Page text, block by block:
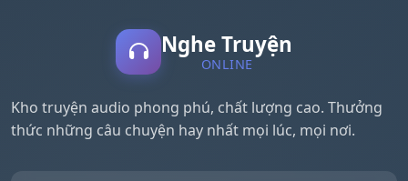
Nghe Truyện
ONLINE
Kho truyện audio phong phú, chất lượng cao. Thưởng
thức những câu chuyện hay nhất mọi lúc, mọi nơi.